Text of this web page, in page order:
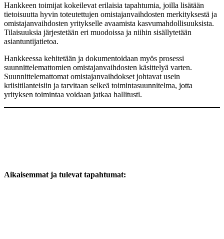
Hankkeen toimijat kokeilevat erilaisia tapahtumia, joilla lisätään
tietoisuutta hyvin toteutettujen omistajanvaihdosten merkityksestä ja
omistajanvaihdosten yritykselle avaamista kasvumahdollisuuksista.
Tilaisuuksia järjestetään eri muodoissa ja niihin sisällytetään
asiantuntijatietoa.
Hankkeessa kehitetään ja dokumentoidaan myös prosessi
suunnittelemattomien omistajanvaihdosten käsittelyä varten.
Suunnittelemattomat omistajanvaihdokset johtavat usein
kriisitilanteisiin ja tarvitaan selkeä toimintasuunnitelma, jotta
yrityksen toimintaa voidaan jatkaa hallitusti.
Aikaisemmat ja tulevat tapahtumat: